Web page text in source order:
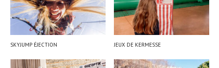
SKYJUMP ÉJECTION JEUX DE KERMESSE